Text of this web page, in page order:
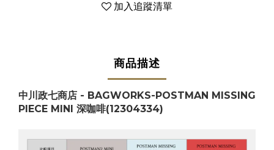
加入追蹤清單
商品描述
中川政七商店 - BAGWORKS-POSTMAN MISSING
PIECE MINI 深咖啡(12304334)